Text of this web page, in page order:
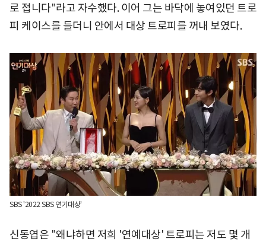
로 접니다"라고 자수했다. 이어 그는 바닥에 놓여있던 트로
피 케이스를 들더니 안에서 대상 트로피를 꺼내 보였다.
SBS '2022 SBS 연기대상'
신동엽은 "왜냐하면 저희 '연예대상' 트로피는 저도 몇 개